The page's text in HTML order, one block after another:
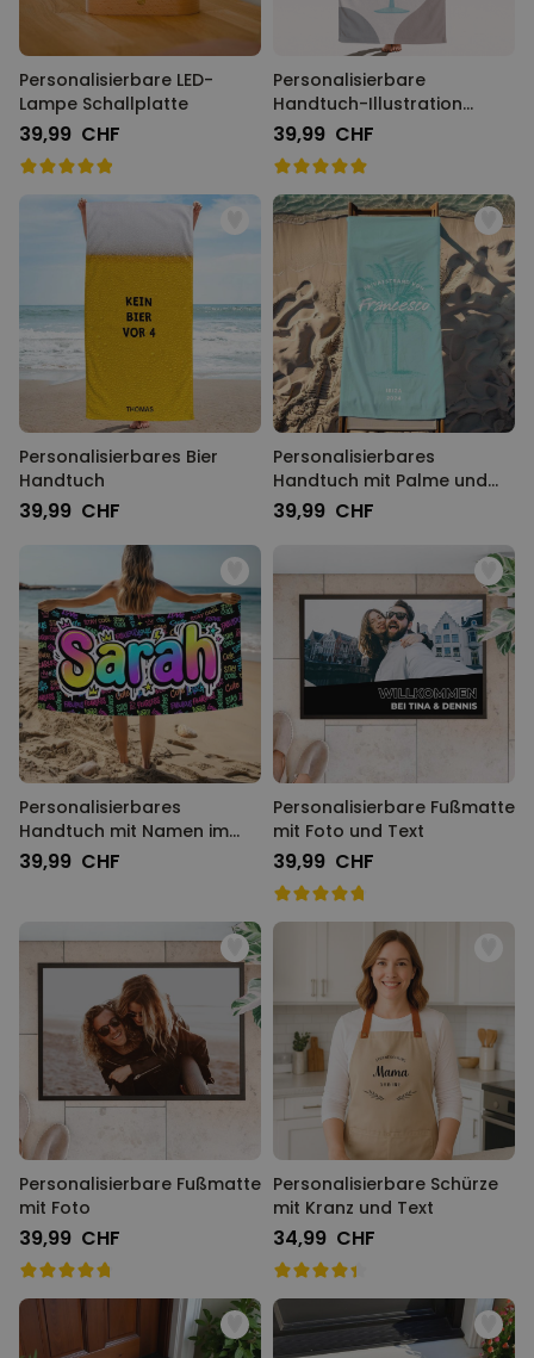
Personalisierbare LED-
Lampe Schallplatte
39,99 CHF
Personalisierbare
Handtuch-Illustration
Cocktailglas
39,99 CHF
Personalisierbares Bier
Handtuch
39,99 CHF
Personalisierbares
Handtuch mit Palme und
Text
39,99 CHF
Personalisierbares
Handtuch mit Namen im
Graffiti Design
39,99 CHF
Personalisierbare Fußmatte
mit Foto und Text
39,99 CHF
Personalisierbare Fußmatte
mit Foto
39,99 CHF
Personalisierbare Schürze
mit Kranz und Text
34,99 CHF